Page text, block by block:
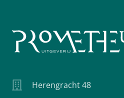
Herengracht 48